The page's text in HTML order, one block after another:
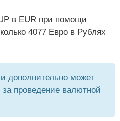
в EUR при помощи
4077 Евро в Рублях
дополнительно может
проведение валютной